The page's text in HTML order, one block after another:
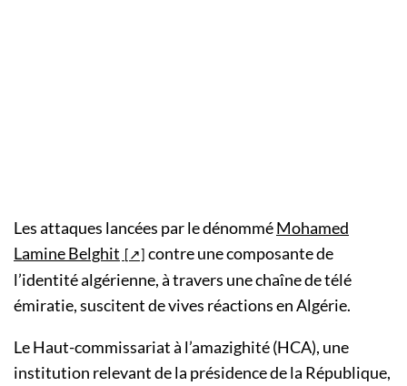
Les attaques lancées par le dénomméMohamed
Lamine Belghit
contre une composante de
l’identité algérienne, à travers une chaîne de télé
émiratie, suscitent de vives réactions en Algérie.
Le Haut-commissariat à l’amazighité (HCA), une
institution relevant de la présidence de la République,